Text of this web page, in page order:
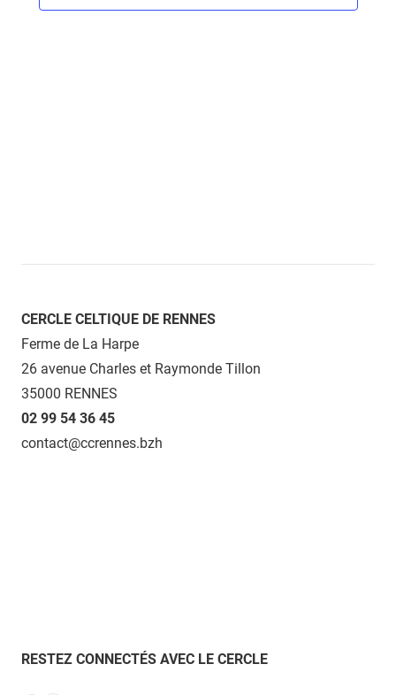
CERCLE CELTIQUE DE RENNES
Ferme de La Harpe
26 avenue Charles et Raymonde Tillon
35000 RENNES
02 99 54 36 45
contact@ccrennes.bzh
RESTEZ CONNECTÉS AVEC LE CERCLE